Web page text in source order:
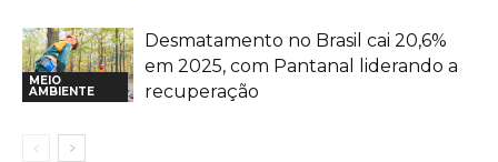
MEIO
AMBIENTE
Desmatamento no Brasil cai 20,6%
em 2025, com Pantanal liderando a
recuperação